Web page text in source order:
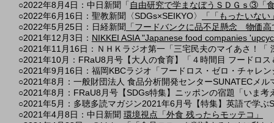
○2022年8月4日：中日新聞「 自由研究で学まなぼうＳＤＧｓ③「
○2022年6月16日：聖教新聞〈SDGs×SEIKYO〉
「「もったいな
○2022年5月25日： 日経新聞 「フードバンクに品不足懸念 物価高
○2021年12月3日： NIKKEI ASIA "Japanese food companies
○2021年11月16日：ＮＨＫラジオ第一「三宅民夫のマイあさ！「
○2021年10月：FRaU8月号【大人の食育】「４時間目 フードロ
○2021年9月16日：福岡KBCラジオ「フードロス・ゼロ・チャレン
○2021年8月：一般財団法人 食品分析開発センターSUNATECメル
○2021年8月：FRaU8月号【SDGs特集】ニッポンの宿題「いま考
○2021年5月：多聴多読マガジン2021年6月号【特集】英語で学
​○2021年4月8日：中日新聞 環境視点「外食 残ったらモッテコ」